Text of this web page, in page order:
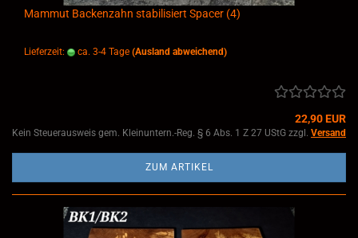
Mammut Backenzahn stabilisiert Spacer (4)
Lieferzeit: ca. 3-4 Tage (Ausland abweichend)
22,90 EUR
Kein Steuerausweis gem. Kleinuntern.-Reg. § 6 Abs. 1 Z 27 UStG zzgl. Versand
ZUM ARTIKEL